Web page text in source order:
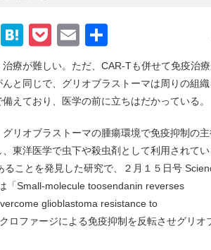
LineHatena
Pocket
Email
有
療が難しい。ただ、CAR-Tも併せて免疫治
と同じで、グリオブラストーマは周りの組織
えており、医学の前に立ちはだかっている。
リオブラストーマの腫瘍環境で免疫抑制の主
東洋医学で虫下や殺虫剤として利用されてい
ことを発見した研究で、２月１５日号
「Small-molecule toosendanin reverses
glioblastoma resistance to
ロファージによる免疫抑制を反転させグリオ